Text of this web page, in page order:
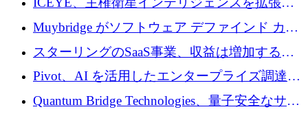
るために 3 億ユーロの信用枠を確保
Muybridge がソフトウェア デファインド カメ
ラ テクノロジーを拡張するためにシリーズ A
で 1,600 万ドルを調達
スターリングのSaaS事業、収益は増加するも
グループ利益は減少
Pivot、AI を活用したエンタープライズ調達プ
ラットフォームを拡大するために 4,000 万ド
ルを調達
Quantum Bridge Technologies、量子安全なサイ